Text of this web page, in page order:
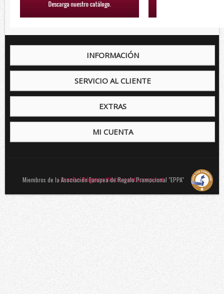
INFORMACIÓN
SERVICIO AL CLIENTE
EXTRAS
MI CUENTA
Diseño Páginas Webs pentacorp.net
Miembros de la Asociación Europea de Regalo Promocional "EPPA"